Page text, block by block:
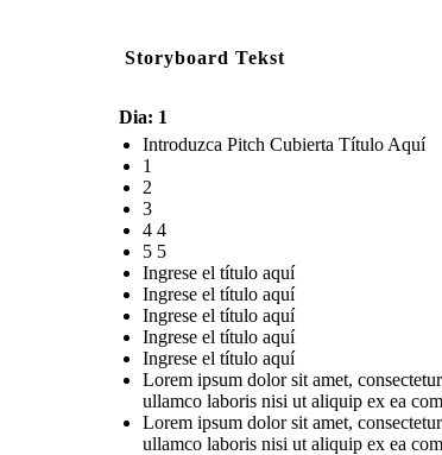
Storyboard Tekst
Dia: 1
Introduzca Pitch Cubierta Título Aquí
1
2
3
4 4
5 5
Ingrese el título aquí
Ingrese el título aquí
Ingrese el título aquí
Ingrese el título aquí
Ingrese el título aquí
Lorem ipsum dolor sit amet,
ullamco laboris nisi ut aliquip ex ea
Lorem ipsum dolor sit amet,
ullamco laboris nisi ut aliquip ex ea